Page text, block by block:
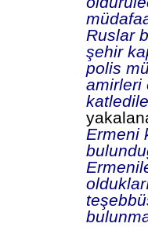
Ruslar
şehir
polis
amirleri
Ermeni